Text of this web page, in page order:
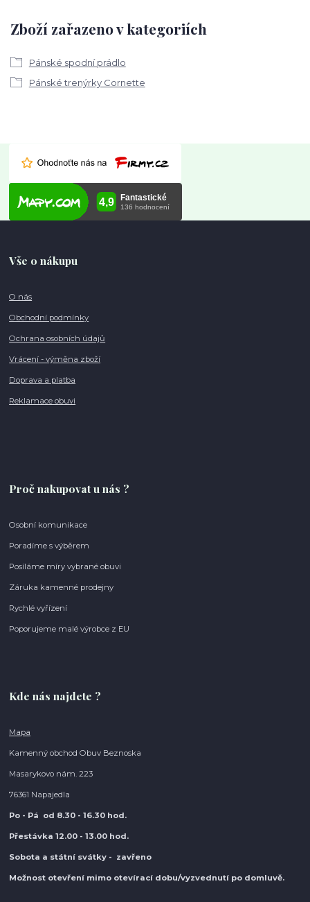
Zboží zařazeno v kategoriích
Pánské spodní prádlo
Pánské trenýrky Cornette
Vše o nákupu
O nás
Obchodní podmínky
Ochrana osobních údajů
Vrácení - výměna zboží
Doprava a platba
Reklamace obuvi
Proč nakupovat u nás ?
Osobní komunikace
Poradíme s výběrem
Posíláme míry vybrané obuvi
Záruka kamenné prodejny
Rychlé vyřízení
Poporujeme malé výrobce z EU
Kde nás najdete ?
Mapa
Kamenný obchod Obuv Beznoska
Masarykovo nám. 223
76361 Napajedla
Po - Pá od 8.30 - 16.30 hod.
Přestávka 12.00 - 13.00 hod.
Sobota a státní svátky - zavřeno
Možnost otevření mimo otevírací dobu/vyzvednutí po domluvě.